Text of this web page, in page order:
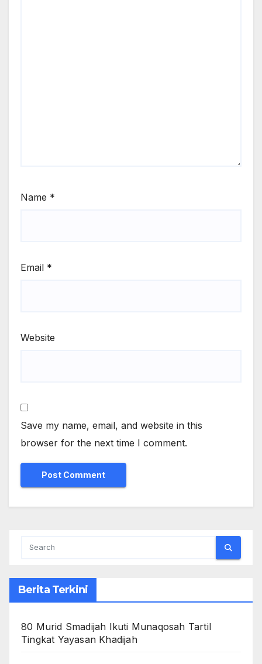
Name *
Email *
Website
Save my name, email, and website in this
browser for the next time I comment.
Berita Terkini
80 Murid Smadijah Ikuti Munaqosah Tartil
Tingkat Yayasan Khadijah